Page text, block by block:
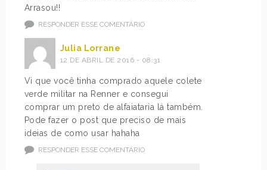
Arrasou!!
RESPONDER ESSE COMENTÁRIO
Julia Lorrane
12 DE ABRIL DE 2016 - 08:31
Vi que você tinha comprado aquele colete
verde militar na Renner e consegui
comprar um preto de alfaiataria lá também.
Pode fazer o post que preciso de mais
ideias de como usar hahaha
RESPONDER ESSE COMENTÁRIO